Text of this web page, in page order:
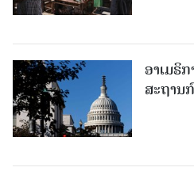
ອາເມຣິ
ສະຖານ